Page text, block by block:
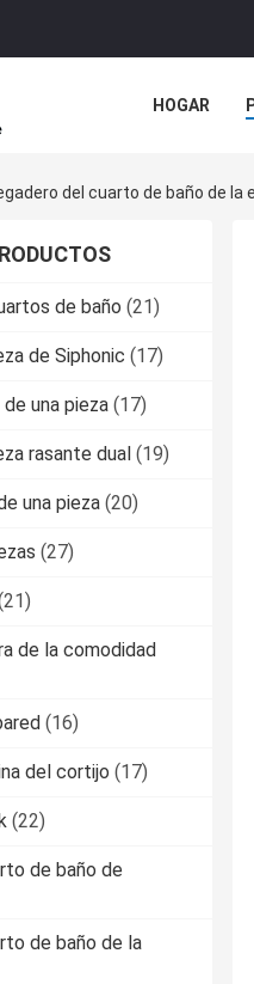
HOGAR
del cuarto de baño de la
de baño (21)
de Siphonic (17)
una pieza (17)
rasante dual (19)
una pieza (20)
(27)
de la comodidad
(16)
del cortijo (17)
(22)
de baño de
de baño de la